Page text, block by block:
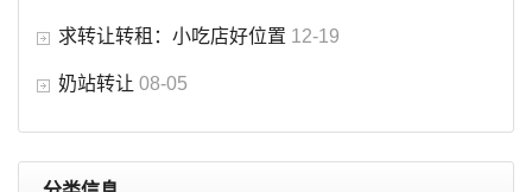
求转让转租：小吃店好位置 12-19
奶站转让 08-05